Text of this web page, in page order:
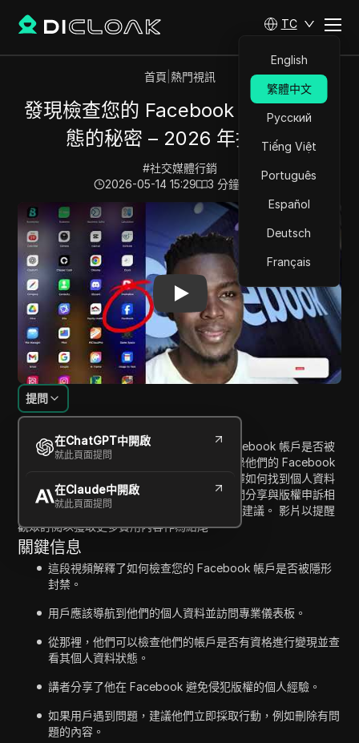
TC
English
繁體中文
Русский
Tiếng Việt
Português
Español
Deutsch
Français
首頁 熱門視訊
發現檢查您的 Facebook 隱形封鎖狀
態的秘密 – 2026 年指南！
#社交媒體行銷
2026-05-14 15:29
3 分鐘 閱讀
Play Video: 發現檢查您的 Facebook 隱形封鎖狀態的秘密
內容介紹
提問
在ChatGPT中開啟
就此頁面提問
在Claude中開啟
就此頁面提問
在這段影片中，主持人示範如何檢查您的 Facebook 帳戶是否被
隱藏禁令。 觀眾將通過一步步的過程，從登錄他們的 Facebook
帳戶開始，然後進入專業儀表板。 主持人解釋如何找到個人資料
的建議和狀態，以驗證獲得獲利的資格。 他們分享與版權申訴相
關的個人經歷，並提供如果發生違規行為時的建議。 影片以提醒
觀眾訂閱以獲取更多實用內容作為結尾。
關鍵信息
這段視頻解釋了如何檢查您的 Facebook 帳戶是否被隱形
封禁。
用戶應該導航到他們的個人資料並訪問專業儀表板。
從那裡，他們可以檢查他們的帳戶是否有資格進行變現並查
看其個人資料狀態。
講者分享了他在 Facebook 避免侵犯版權的個人經驗。
如果用戶遇到問題，建議他們立即採取行動，例如刪除有問
題的內容。